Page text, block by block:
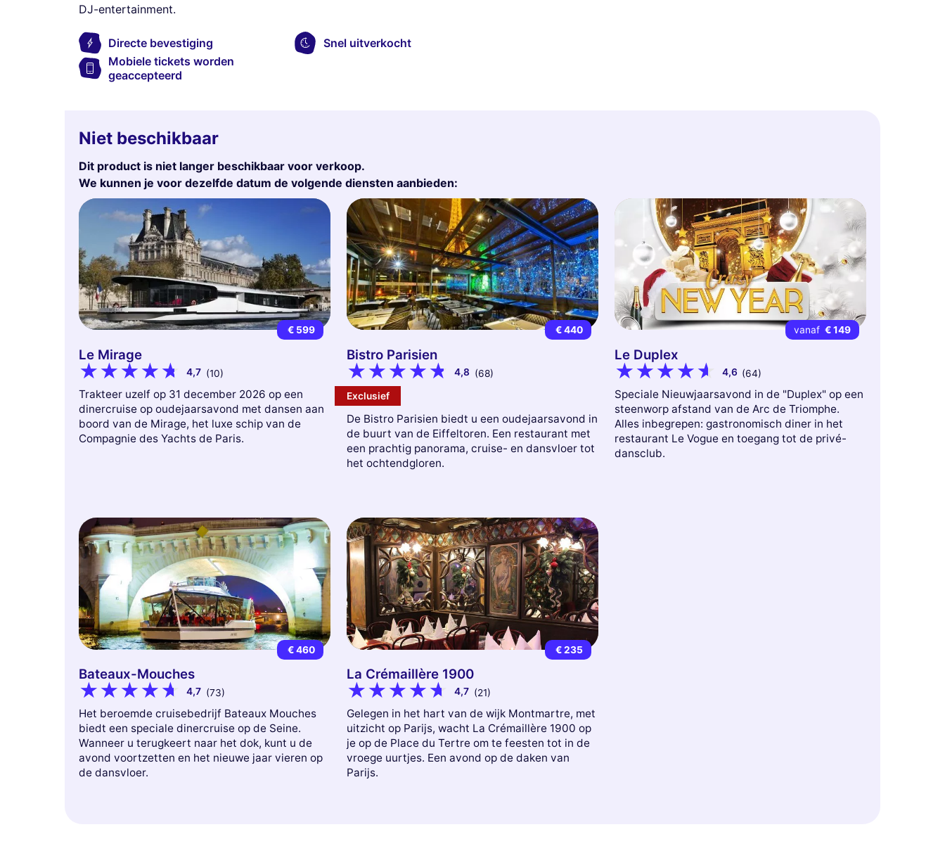
DJ-entertainment.
Directe bevestiging
Snel uitverkocht
Mobiele tickets worden
geaccepteerd
Niet beschikbaar
Dit product is niet langer beschikbaar voor verkoop.
We kunnen je voor dezelfde datum de volgende diensten aanbieden:
€ 599
Le Mirage
4,7 (10)
Trakteer uzelf op 31 december 2026 op een
dinercruise op oudejaarsavond met dansen aan
boord van de Mirage, het luxe schip van de
Compagnie des Yachts de Paris.
€ 440
Bistro Parisien
4,8 (68)
Exclusief
De Bistro Parisien biedt u een oudejaarsavond in
de buurt van de Eiffeltoren. Een restaurant met
een prachtig panorama, cruise- en dansvloer tot
het ochtendgloren.
vanaf € 149
Le Duplex
4,6 (64)
Speciale Nieuwjaarsavond in de "Duplex" op een
steenworp afstand van de Arc de Triomphe.
Alles inbegrepen: gastronomisch diner in het
restaurant Le Vogue en toegang tot de privé-
dansclub.
€ 460
Bateaux-Mouches
4,7 (73)
Het beroemde cruisebedrijf Bateaux Mouches
biedt een speciale dinercruise op de Seine.
Wanneer u terugkeert naar het dok, kunt u de
avond voortzetten en het nieuwe jaar vieren op
de dansvloer.
€ 235
La Crémaillère 1900
4,7 (21)
Gelegen in het hart van de wijk Montmartre, met
uitzicht op Parijs, wacht La Crémaillère 1900 op
je op de Place du Tertre om te feesten tot in de
vroege uurtjes. Een avond op de daken van
Parijs.